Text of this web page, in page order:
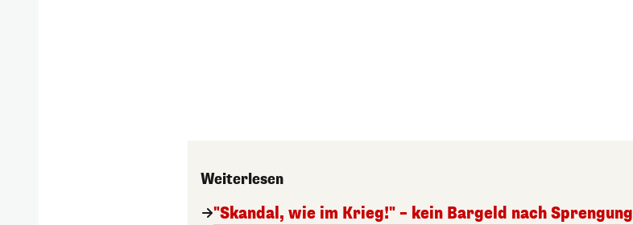
Weiterlesen
"Skandal, wie im Krieg!" – kein Bargeld nach Sprengung